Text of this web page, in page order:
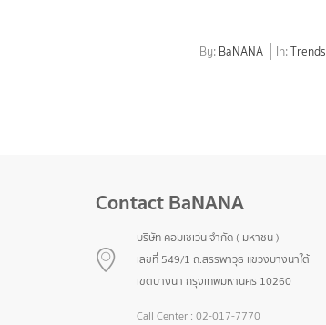
By: BaNANA In:Trends
Contact BaNANA
บริษัท คอมเซเว่น จำกัด ( มหาชน )
เลขที่ 549/1 ถ.สรรพาวุธ แขวงบางนาใต้
เขตบางนา กรุงเทพมหานคร 10260
Call Center : 02-017-7770